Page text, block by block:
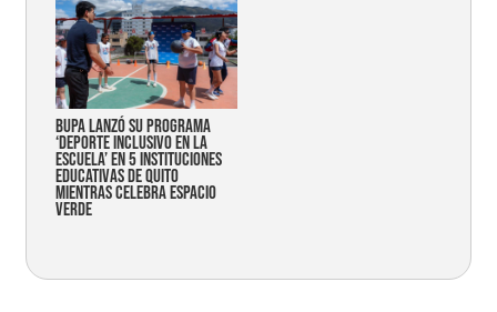
Bupa lanzó su programa
‘Deporte Inclusivo en la
Escuela’ en 5 instituciones
educativas de Quito
mientras celebra espacio
verde